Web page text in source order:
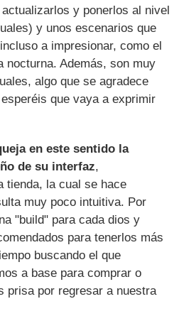
y ponerlos al nivel
y unos escenarios que
a impresionar, como el
nocturna. Además, son muy
algo que se agradece
que vaya a exprimir
en este sentido la
de su interfaz,
tienda, la cual se hace
muy poco intuitiva. Por
"build" para cada dios y
para tenerlos más
buscando el que
a base para comprar o
prisa por regresar a nuestra